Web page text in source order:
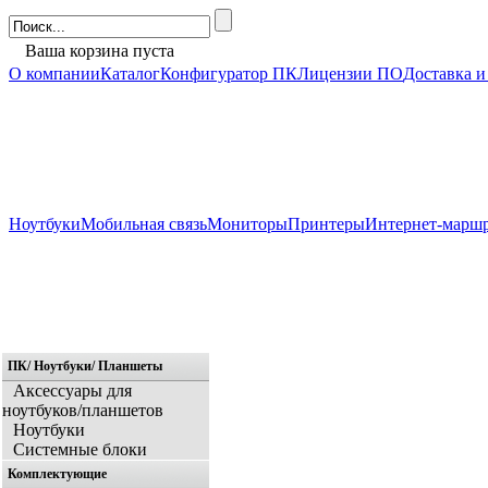
Ваша корзина пуста
О компанииКаталогКонфигуратор ПКЛицензии ПОДоставка
НоутбукиМобильная связьМониторыПринтерыИнтернет-
Главная
ПК/ Ноутбуки/ Планшеты
Аксессуары для
ноутбуков/планшетов
Ноутбуки
Системные блоки
Комплектующие